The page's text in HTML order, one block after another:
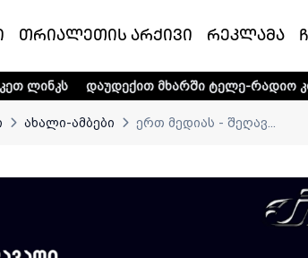
თრიალეთის არქივი რეკლამა
მხარში ტელე-რადიო კომპანია
ახალი-ამბები ერთ მედიას - შეღავ...